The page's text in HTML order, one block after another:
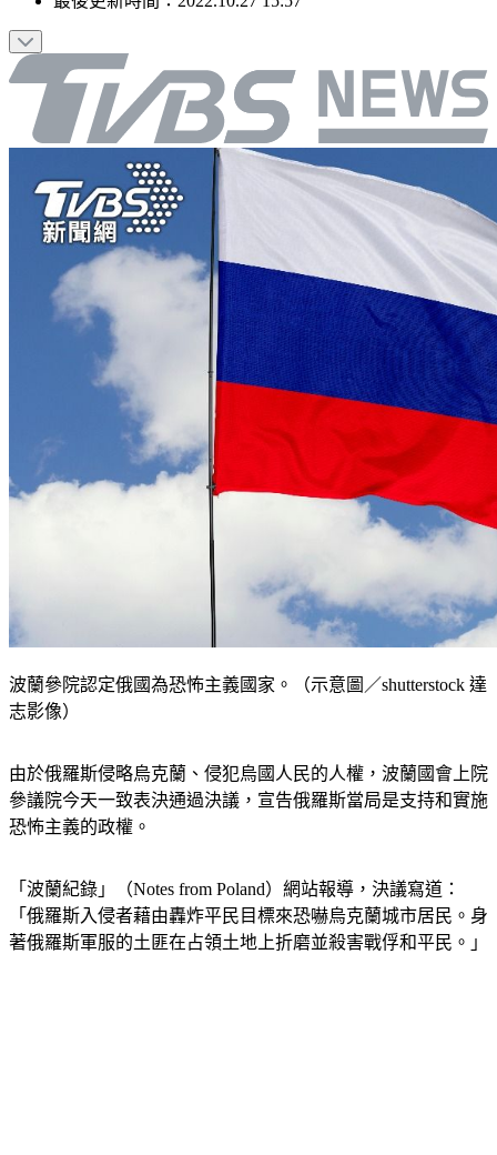
志影像）
參議院今天一致表決通過決議，宣告俄羅斯當局是支持和實施
恐怖主義的政權。
「俄羅斯入侵者藉由轟炸平民目標來恐嚇烏克蘭城市居民。身
著俄羅斯軍服的土匪在占領土地上折磨並殺害戰俘和平民。」